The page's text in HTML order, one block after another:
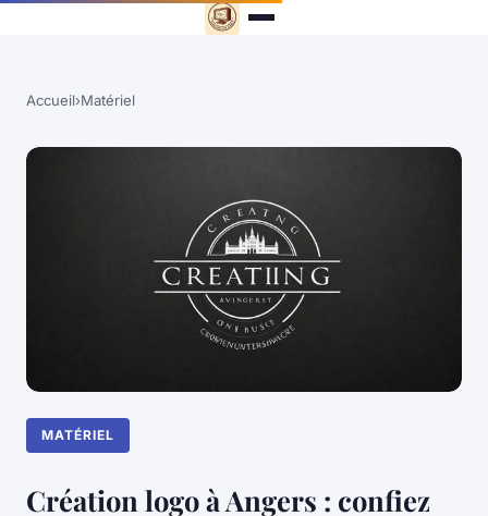
Accueil›Matériel
MATÉRIEL
Création logo à Angers : confiez